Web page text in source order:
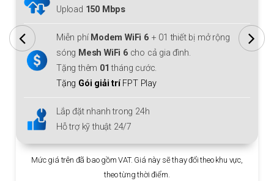
Mbps
WiFi 6 + 01 thiết bị mở rộng
WiFi 6cho cả gia đình.
tháng cước.
FPT Play
trong 24h
gồm VAT. Giá này sẽ thay đổi theo khu vực,
Miễn phí
Mesh
Mức giá trên đã bao